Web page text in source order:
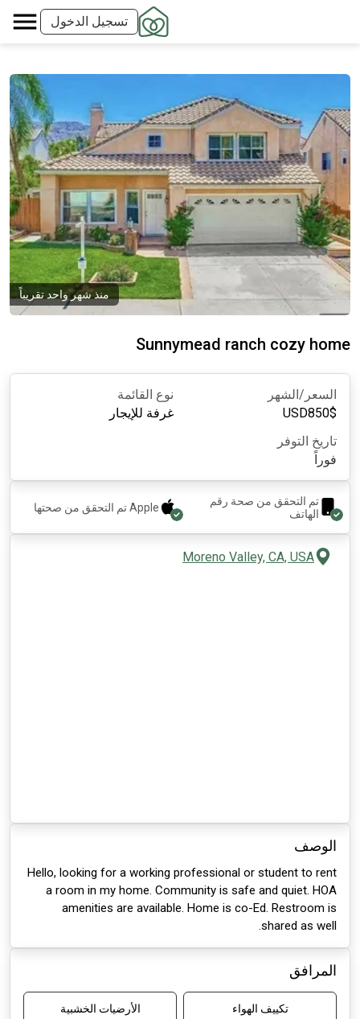
تسجيل الدخول
منذ شهر واحد تقريباً
Sunnymead ranch cozy home
السعر/الشهر
$
850
USD
نوع القائمة
غرفة للإيجار
تاريخ التوفر
فوراً
تم التحقق من صحة رقم
الهاتف
Appleتم التحقق من صحتها
Moreno Valley, CA, USA
الوصف
Hello, looking for a working professional or student to rent
a room in my home. Community is safe and quiet. HOA
amenities are available. Home is co-Ed. Restroom is
shared as well.
المرافق
تكييف الهواء الأرضيات الخشبية